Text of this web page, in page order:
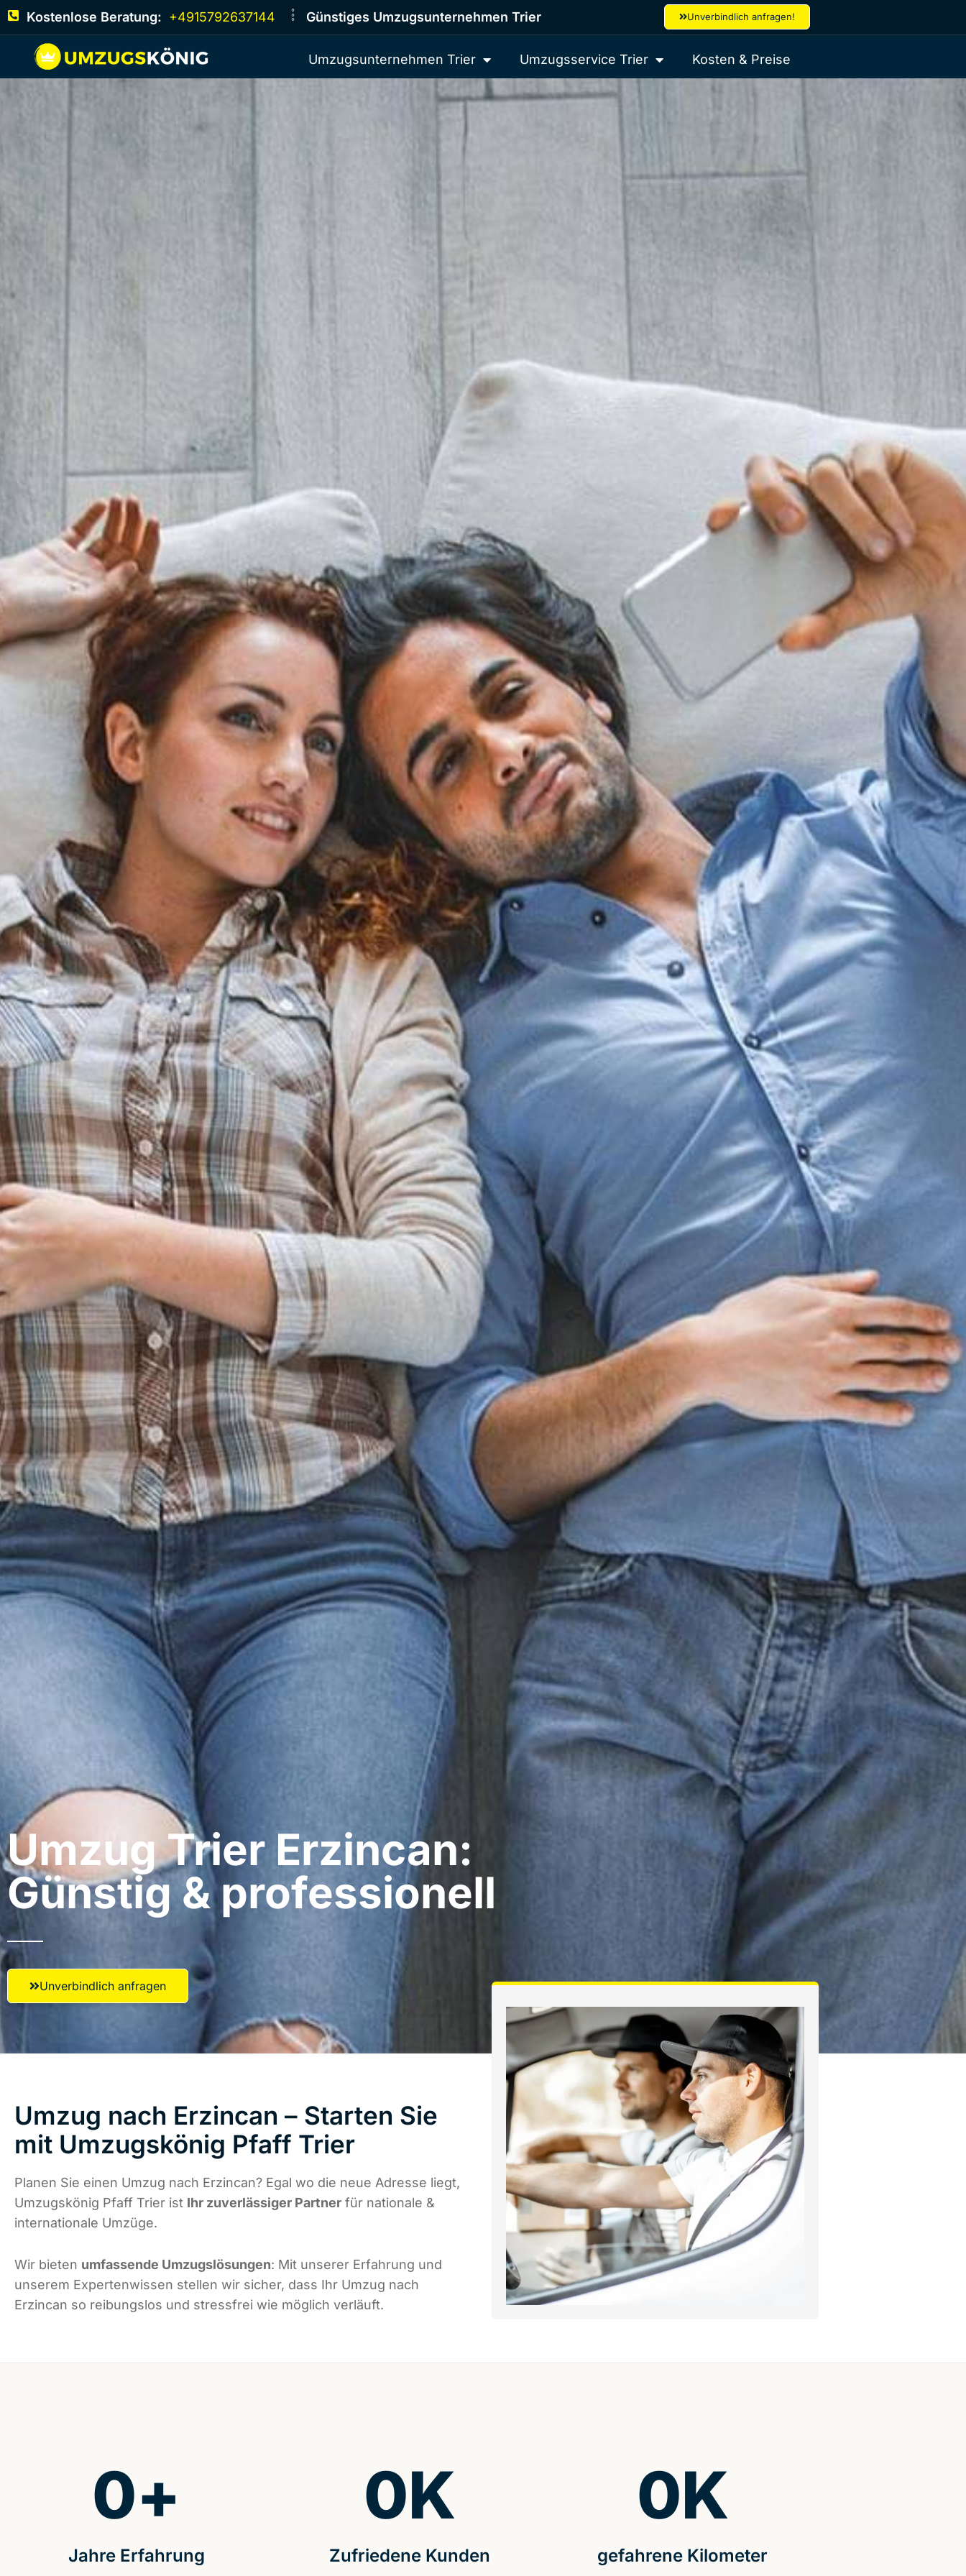
Kostenlose Beratung: +4915792637144 Günstiges Umzugsunternehmen Trier Unverbindlich anfragen!
Umzugsunternehmen Trier Umzugsservice Trier Kosten & Preise
Umzug Trier​ Erzincan:
Günstig & professionell​
Unverbindlich anfragen
Umzug nach Erzincan – Starten Sie
mit Umzugskönig Pfaff Trier
Planen Sie einen Umzug nach Erzincan? Egal wo die neue Adresse liegt,
Umzugskönig Pfaff Trier ist Ihr zuverlässiger Partner für nationale &
internationale Umzüge.
Wir bieten umfassende Umzugslösungen: Mit unserer Erfahrung und
unserem Expertenwissen stellen wir sicher, dass Ihr Umzug nach
Erzincan so reibungslos und stressfrei wie möglich verläuft.
Jahre Erfahrung
0+
Zufriedene Kunden
0K
gefahrene Kilometer
0K